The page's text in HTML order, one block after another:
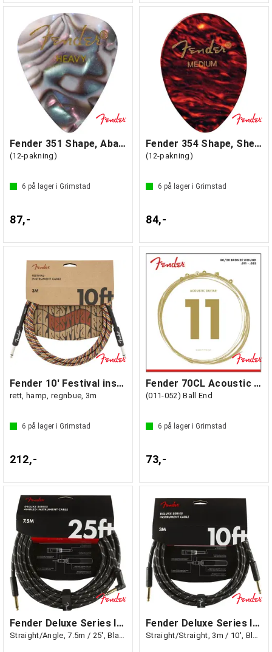
Fender 351 Shape, Abalone, Heavy
(12-pakning)
6 på lager i Grimstad
87,-
Fender 354 Shape, Shell, Heavy
(12-pakning)
6 på lager i Grimstad
84,-
Fender 10' Festival instrumentkabel
rett, hamp, regnbue, 3m
6 på lager i Grimstad
212,-
Fender 70CL Acoustic 80/20 Bronze
(011-052) Ball End
6 på lager i Grimstad
73,-
Fender Deluxe Series Instrument Cable
Straight/Angle, 7.5m / 25', Black Tweed
Fender Deluxe Series Instrument Cable
Straight/Straight, 3m / 10', Black Tweed